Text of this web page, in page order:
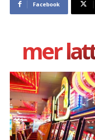
Facebook
mer